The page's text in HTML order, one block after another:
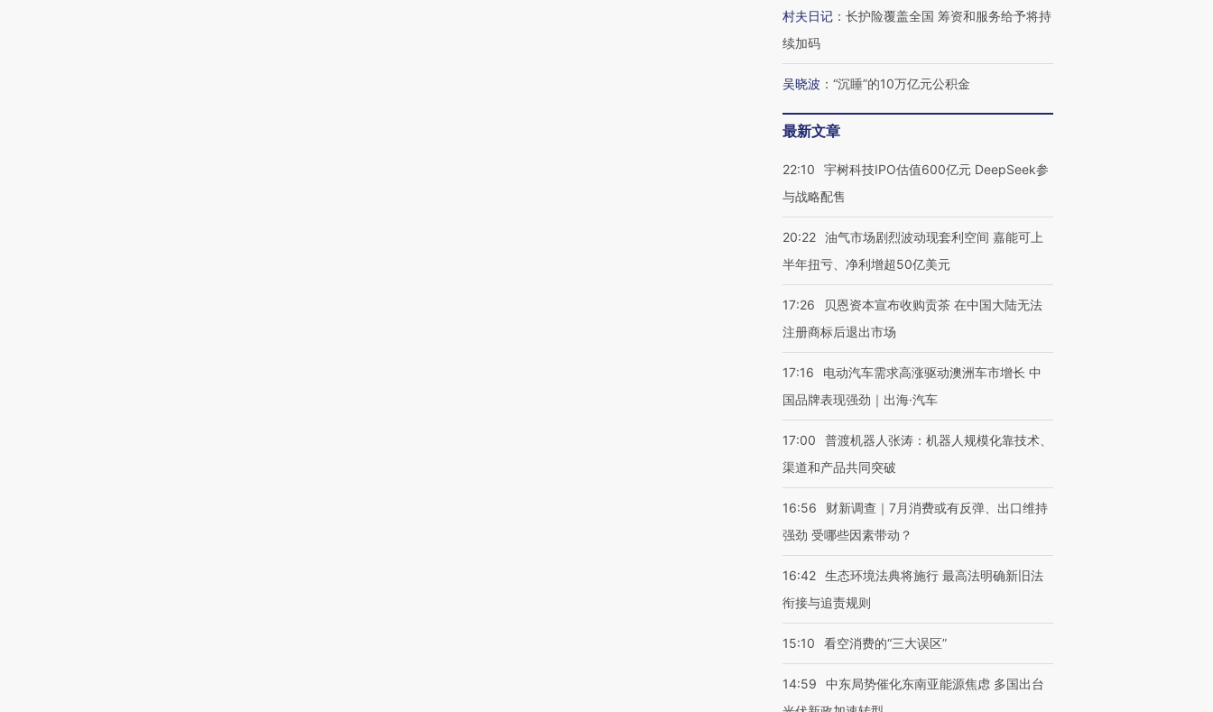
村夫日记 ： 长护险覆盖全国 筹资和服务给予将持
续加码
吴晓波 ： “沉睡”的10万亿元公积金
最新文章
22:10
宇树科技IPO估值600亿元 DeepSeek参
与战略配售
20:22 油气市场剧烈波动现套利空间 嘉能可上
半年扭亏、净利增超50亿美元
17:26
贝恩资本宣布收购贡茶 在中国大陆无法
注册商标后退出市场
17:16
电动汽车需求高涨驱动澳洲车市增长 中
国品牌表现强劲｜出海·汽车
17:00
普渡机器人张涛：机器人规模化靠技术、
渠道和产品共同突破
16:56
财新调查｜7月消费或有反弹、出口维持
强劲 受哪些因素带动？
16:42 生态环境法典将施行 最高法明确新旧法
衔接与追责规则
15:10 看空消费的“三大误区”
14:59
中东局势催化东南亚能源焦虑 多国出台